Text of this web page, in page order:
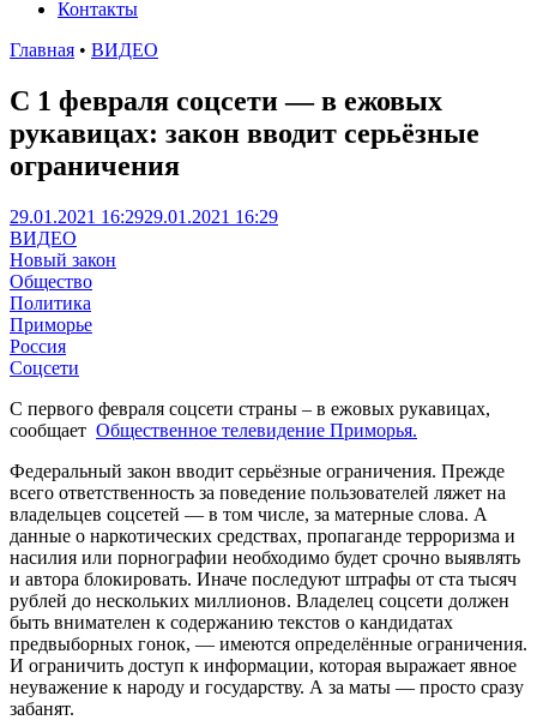
Контакты
Главная • ВИДЕО
С 1 февраля соцсети — в ежовых
рукавицах: закон вводит серьёзные
ограничения
29.01.2021 16:2929.01.2021 16:29
ВИДЕО
Новый закон
Общество
Политика
Приморье
Россия
Соцсети
С первого февраля соцсети страны – в ежовых рукавицах,
сообщает Общественное телевидение Приморья.
Федеральный закон вводит серьёзные ограничения. Прежде
всего ответственность за поведение пользователей ляжет на
владельцев соцсетей — в том числе, за матерные слова. А
данные о наркотических средствах, пропаганде терроризма и
насилия или порнографии необходимо будет срочно выявлять
и автора блокировать. Иначе последуют штрафы от ста тысяч
рублей до нескольких миллионов. Владелец соцсети должен
быть внимателен к содержанию текстов о кандидатах
предвыборных гонок, — имеются определённые ограничения.
И ограничить доступ к информации, которая выражает явное
неуважение к народу и государству. А за маты — просто сразу
забанят.